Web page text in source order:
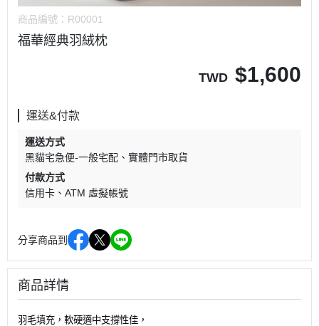
商品編號： R00001
福華經典羽絨枕
TWD $1,600
運送&付款
運送方式
黑貓宅急便-一般宅配
實體門市取貨
付款方式
信用卡
ATM 虛擬帳號
分享商品到
商品詳情
羽毛填充，軟硬適中支撐性佳，